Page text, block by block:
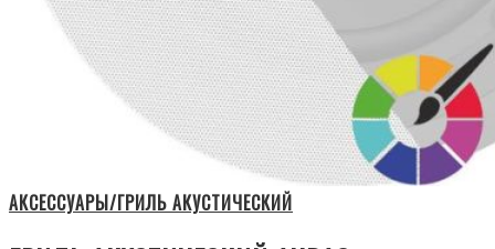
АКСЕССУАРЫ/ГРИЛЬ АКУСТИЧЕСКИЙ